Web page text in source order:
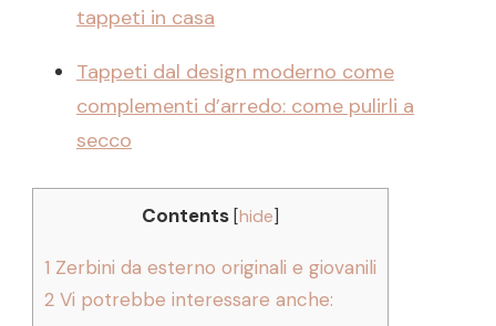
tappeti in casa
Tappeti dal design moderno come
complementi d’arredo: come pulirli a
secco
Contents [hide
1 Zerbini da esterno originali e giovanili
2 Vi potrebbe interessare anche: